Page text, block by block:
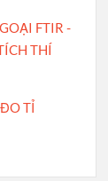
FTIR -
THÍ
TỈ